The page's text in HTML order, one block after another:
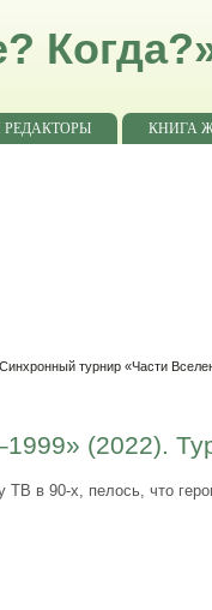
РЕДАКТОРЫ
КНИГА
турнир «Части
(2022).
в 90-х, пелось, что